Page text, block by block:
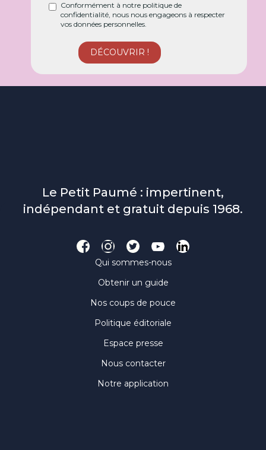
Conformément à notre politique de
confidentialité, nous nous engageons à respecter
vos données personnelles.
Le Petit Paumé : impertinent,
indépendant et gratuit depuis 1968.
Qui sommes-nous
Obtenir un guide
Nos coups de pouce
Politique éditoriale
Espace presse
Nous contacter
Notre application